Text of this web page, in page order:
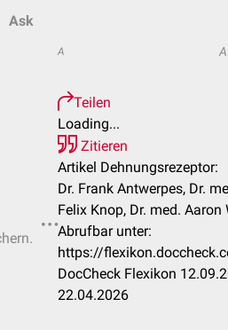
Ask
A A
Teilen
Loading...
Zitieren
Artikel Dehnungsrezeptor:
Dr. Frank Antwerpes, Dr.
Felix Knop, Dr. med. Aaron
Abrufbar unter:
https://
DocCheck Flexikon
22.04.2026